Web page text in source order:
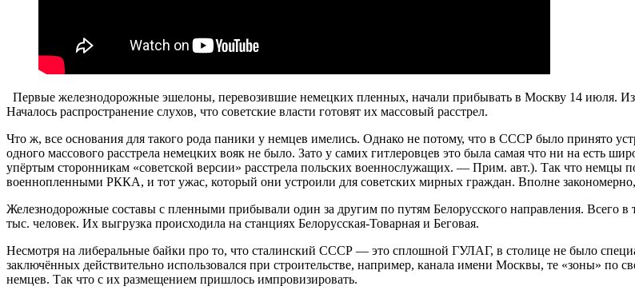
Первые железнодорожные эшелоны, перевозившие немецких пленных, начали прибывать в Москву 14 июля.
Началось распространение слухов, что советские власти готовят их массовый расстрел.
Что ж, все основания для такого рода паники у немцев имелись. Однако не потому, что в СССР было принято
одного массового расстрела немецких вояк не было. Зато у самих гитлеровцев это была самая что ни на есть
упёртым сторонникам «советской версии» расстрела польских военнослужащих. — Прим. авт.). Так что немцы
военнопленными РККА, и тот ужас, который они устроили для советских мирных граждан. Вполне
Железнодорожные составы с пленными прибывали один за другим по путям Белорусского направления. Всего
тыс. человек. Их выгрузка происходила на станциях Белорусская-Товарная и Беговая.
Несмотря на либеральные байки про то, что сталинский СССР — это сплошной ГУЛАГ, в столице не было
заключённых действительно использовался при строительстве, например, канала имени Москвы, те «зоны»
немцев. Так что с их размещением пришлось импровизировать.